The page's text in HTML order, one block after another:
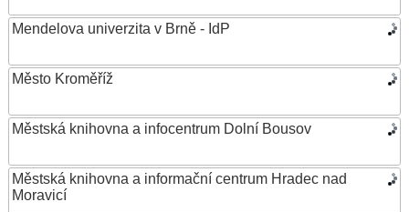
Mendelova univerzita v Brně - IdP
Město Kroměříž
Městská knihovna a infocentrum Dolní Bousov
Městská knihovna a informační centrum Hradec nad
Moravicí